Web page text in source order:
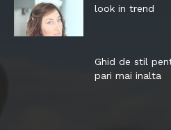
look in trend
Ghid de stil
pari mai inalta